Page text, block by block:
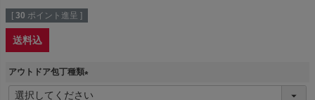
[ 30 ポイント進呈 ]
送料込
アウトドア包丁種類
(